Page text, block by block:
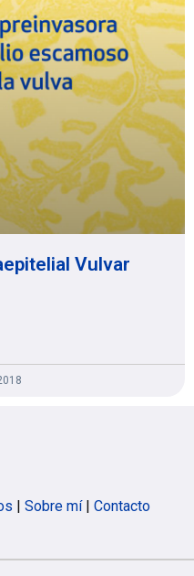
Vulvar
Sobre mí| Contacto